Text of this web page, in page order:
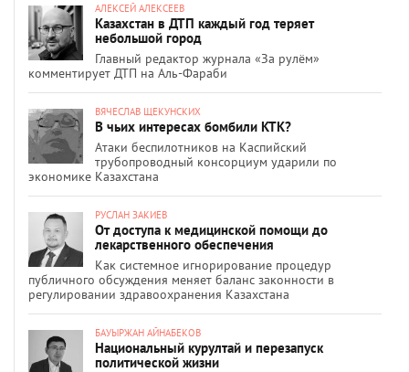
АЛЕКСЕЙ АЛЕКСЕЕВ
Казахстан в ДТП каждый год теряет
небольшой город
Главный редактор журнала «За рулём»
комментирует ДТП на Аль-Фараби
ВЯЧЕСЛАВ ЩЕКУНСКИХ
В чьих интересах бомбили КТК?
Атаки беспилотников на Каспийский
трубопроводный консорциум ударили по
экономике Казахстана
РУСЛАН ЗАКИЕВ
От доступа к медицинской помощи до
лекарственного обеспечения
Как системное игнорирование процедур
публичного обсуждения меняет баланс законности в
регулировании здравоохранения Казахстана
БАУЫРЖАН АЙНАБЕКОВ
Национальный курултай и перезапуск
политической жизни